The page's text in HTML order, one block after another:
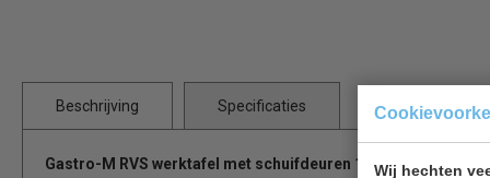
Wij hechten
Beschrijving Specificaties
Gastro-M RVS werktafel met schuifdeuren 120x70x85cm